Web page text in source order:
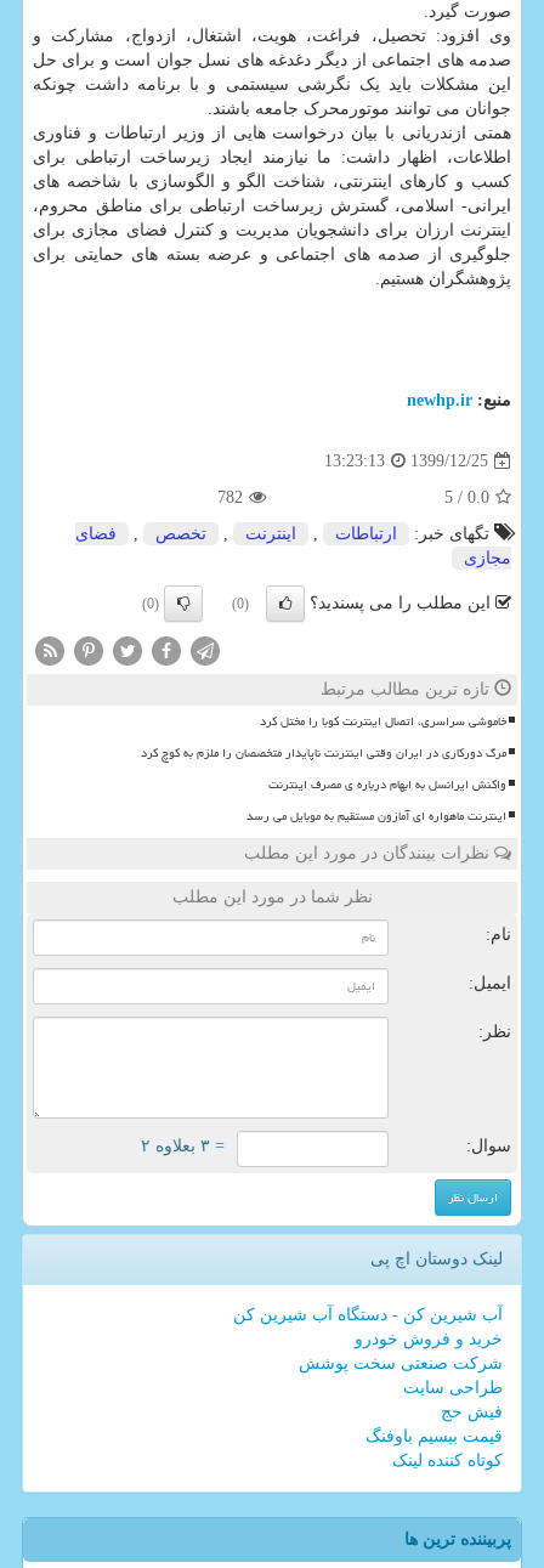
صورت گیرد.
وی افزود: تحصیل، فراغت، هویت، اشتغال، ازدواج، مشارکت و
صدمه های اجتماعی از دیگر دغدغه های نسل جوان است و برای حل
این مشکلات باید یک نگرشی سیستمی و با برنامه داشت چونکه
جوانان می توانند موتورمحرک جامعه باشند.
همتی ازندریانی با بیان درخواست هایی از وزیر ارتباطات و فناوری
اطلاعات، اظهار داشت: ما نیازمند ایجاد زیرساخت ارتباطی برای
کسب و کارهای اینترنتی، شناخت الگو و الگوسازی با شاخصه های
ایرانی- اسلامی، گسترش زیرساخت ارتباطی برای مناطق محروم،
اینترنت ارزان برای دانشجویان مدیریت و کنترل فضای مجازی برای
جلوگیری از صدمه های اجتماعی و عرضه بسته های حمایتی برای
پژوهشگران هستیم.
منبع: newhp.ir
1399/12/25
13:23:13
0.0
/ 5
782
تگهای خبر:
ارتباطات , اینترنت , تخصص ,
فضای
مجازی
این مطلب را می پسندید؟ (0)
(0)
تازه ترین مطالب مرتبط
خاموشی سراسری، اتصال اینترنت کوبا را مختل کرد
مرگ دورکاری در ایران وقتی اینترنت ناپایدار متخصصان را ملزم به کوچ کرد
واکنش ایرانسل به ابهام درباره ی مصرف اینترنت
اینترنت ماهواره ای آمازون مستقیم به موبایل می رسد
نظرات بینندگان در مورد این مطلب
نظر شما در مورد این مطلب
نام:
ایمیل:
نظر:
سوال: = ۳ بعلاوه ۲
لینک دوستان اچ پی
آب شیرین کن - دستگاه آب شیرین کن
خرید و فروش خودرو
شرکت صنعتی سخت پوشش
طراحی سایت
فیش حج
قیمت بیسیم باوفنگ
کوتاه کننده لینک
پربیننده ترین ها